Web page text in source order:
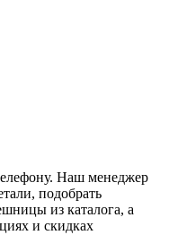
Наш менеджер
подобрать
из каталога, а
и скидках